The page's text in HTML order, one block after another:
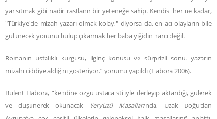
yansıtmak gibi nadir rastlanır bir yeteneğe sahip. Kendisi her ne kadar,
"Türkiye'de mizah yazarı olmak kolay," diyorsa da, en acı olayların bile
gülünecek yönünü bulup çıkarmak her baba yiğidin harcı değil.
Romanın ustalıklı kurgusu, ilginç konusu ve sürprizli sonu, yazarın
mizahı ciddiye aldığını gösteriyor.” yorumu yapıldı (Habora 2006).
Bülent Habora, “kendine özgü ustaca stiliyle derleyip aktardığı, gülerek
ve düşünerek okunacak
Yeryüzü Masalları’nda, Uzak Doğu’dan